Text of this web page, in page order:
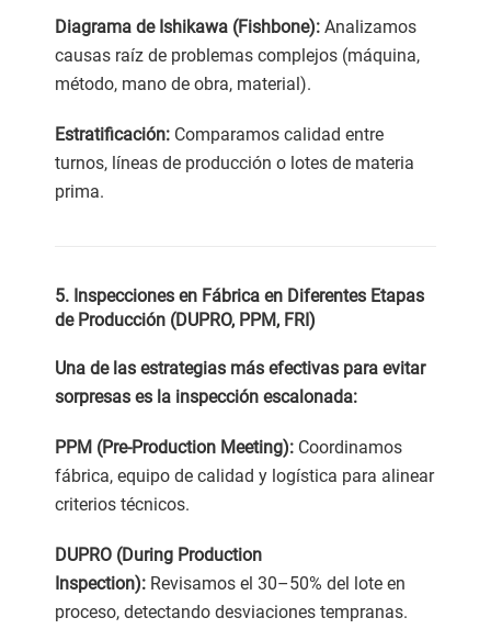
Diagrama de Ishikawa (Fishbone): Analizamos
causas raíz de problemas complejos (máquina,
método, mano de obra, material).
Estratificación: Comparamos calidad entre
turnos, líneas de producción o lotes de materia
prima.
5. Inspecciones en Fábrica en Diferentes Etapas
de Producción (DUPRO, PPM, FRI)
Una de las estrategias más efectivas para evitar
sorpresas es la inspección escalonada:
PPM (Pre-Production Meeting): Coordinamos
fábrica, equipo de calidad y logística para alinear
criterios técnicos.
DUPRO (During Production
Inspection): Revisamos el 30–50% del lote en
proceso, detectando desviaciones tempranas.